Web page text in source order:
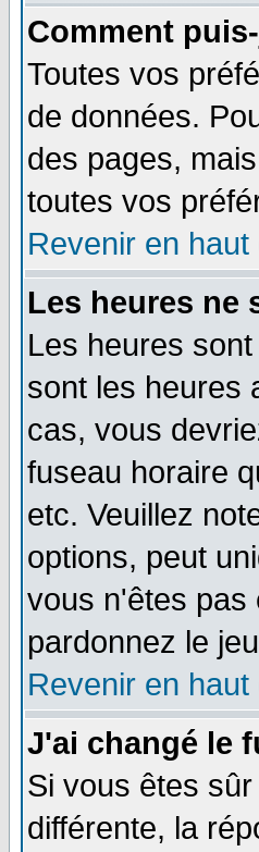
Comment
Toutes vos
de données.
des pages,
toutes vos
Revenir en haut
Les heures ne
Les heures
sont les heures
cas, vous
fuseau horaire
etc. Veuillez
options, peut
vous n'êtes pas
pardonnez le
Revenir en haut
J'ai changé le
Si vous êtes
différente, la